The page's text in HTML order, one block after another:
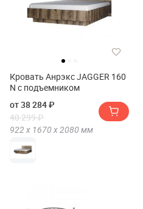
Кровать Анрэкс JAGGER 160
N с подъемником
от 38 284 ₽
40 299 ₽
922 х 1670 х2080 мм